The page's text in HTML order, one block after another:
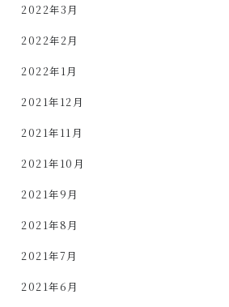
2022年3月
2022年2月
2022年1月
2021年12月
2021年11月
2021年10月
2021年9月
2021年8月
2021年7月
2021年6月